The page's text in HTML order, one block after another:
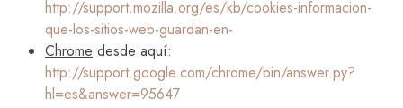
http://support.mozilla.org/es/kb/cookies-informacion-
que-los-sitios-web-guardan-en-
Chrome desde aquí:
http://support.google.com/chrome/bin/answer.py?
hl=es&answer=95647